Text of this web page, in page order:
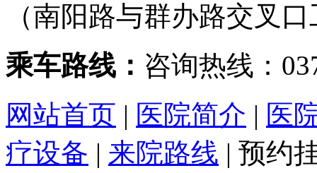
（南阳路与群办路交叉
乘车路线： 咨询热线：
网站首页 | 医院简介 | 医
疗设备 | 来院路线 | 预约